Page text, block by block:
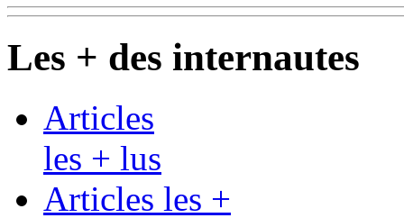
Les + des internautes
Articles
les + lus
Articles les +